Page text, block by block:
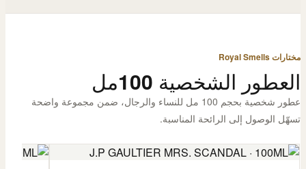
مختارات Royal Smells
العطور الشخصية 100مل
عطور شخصية بحجم 100 مل للنساء والرجال، ضمن مجموعة واضحة
تسهّل الوصول إلى الرائحة المناسبة.